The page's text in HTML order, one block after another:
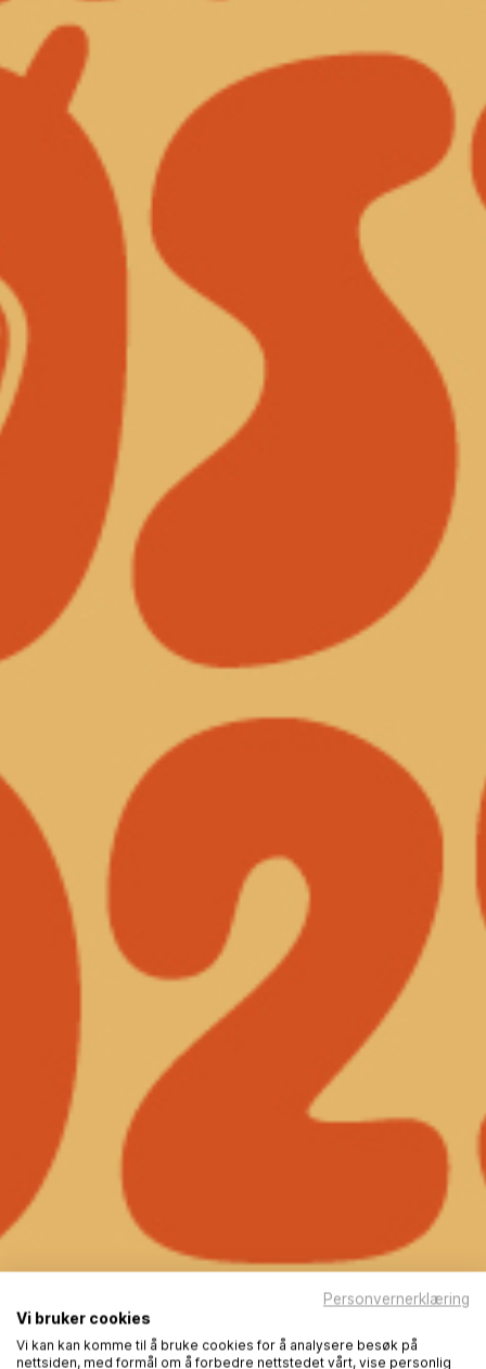
Personvernerklæring
Vi bruker cookies
Vi kan kan komme til å bruke cookies for å analysere besøk på
nettsiden, med formål om å forbedre nettstedet vårt, vise personlig